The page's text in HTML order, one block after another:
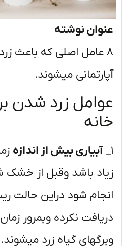
نوشته
عامل اصلی که باعث زرد
میشوند.
زرد شدن
آبیاری بیش از اندازهزمانی
باشد وقبل از خشک
شود دراین حالت ریشه
نکرده وبمرور زمان
گیاه زرد میشوند.